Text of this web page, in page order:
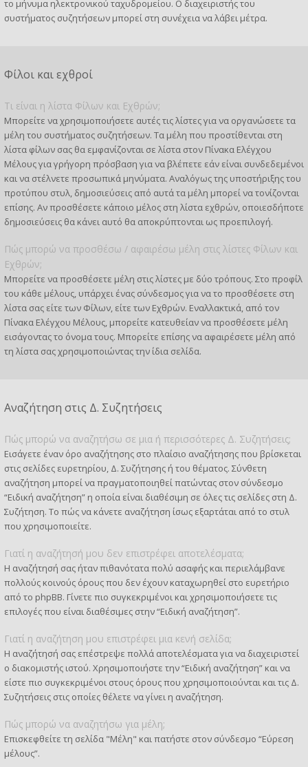
το μήνυμα ηλεκτρονικού ταχυδρομείου. Ο διαχειριστής του
συστήματος συζητήσεων μπορεί στη συνέχεια να λάβει μέτρα.
Φίλοι και εχθροί
Τι είναι η λίστα Φίλων και Εχθρών;
Μπορείτε να χρησιμοποιήσετε αυτές τις λίστες για να οργανώσετε τα
μέλη του συστήματος συζητήσεων. Τα μέλη που προστίθενται στη
λίστα φίλων σας θα εμφανίζονται σε λίστα στον Πίνακα Ελέγχου
Μέλους για γρήγορη πρόσβαση για να βλέπετε εάν είναι συνδεδεμένοι
και να στέλνετε προσωπικά μηνύματα. Αναλόγως της υποστήριξης του
προτύπου στυλ, δημοσιεύσεις από αυτά τα μέλη μπορεί να τονίζονται
επίσης. Αν προσθέσετε κάποιο μέλος στη λίστα εχθρών, οποιεσδήποτε
δημοσιεύσεις θα κάνει αυτό θα αποκρύπτονται ως προεπιλογή.
Πώς μπορώ να προσθέσω / αφαιρέσω μέλη στις λίστες Φίλων και
Εχθρών;
Μπορείτε να προσθέσετε μέλη στις λίστες με δύο τρόπους. Στο προφίλ
του κάθε μέλους, υπάρχει ένας σύνδεσμος για να το προσθέσετε στη
λίστα σας είτε των Φίλων, είτε των Εχθρών. Εναλλακτικά, από τον
Πίνακα Ελέγχου Μέλους, μπορείτε κατευθείαν να προσθέσετε μέλη
εισάγοντας το όνομα τους. Μπορείτε επίσης να αφαιρέσετε μέλη από
τη λίστα σας χρησιμοποιώντας την ίδια σελίδα.
Αναζήτηση στις Δ. Συζητήσεις
Πώς μπορώ να αναζητήσω σε μια ή περισσότερες Δ. Συζητήσεις;
Εισάγετε έναν όρο αναζήτησης στο πλαίσιο αναζήτησης που βρίσκεται
στις σελίδες ευρετηρίου, Δ. Συζήτησης ή του θέματος. Σύνθετη
αναζήτηση μπορεί να πραγματοποιηθεί πατώντας στον σύνδεσμο
“Ειδική αναζήτηση” η οποία είναι διαθέσιμη σε όλες τις σελίδες στη Δ.
Συζήτηση. Το πώς να κάνετε αναζήτηση ίσως εξαρτάται από το στυλ
που χρησιμοποιείτε.
Γιατί η αναζήτησή μου δεν επιστρέφει αποτελέσματα;
Η αναζήτησή σας ήταν πιθανότατα πολύ ασαφής και περιελάμβανε
πολλούς κοινούς όρους που δεν έχουν καταχωρηθεί στο ευρετήριο
από το phpBB. Γίνετε πιο συγκεκριμένοι και χρησιμοποιήσετε τις
επιλογές που είναι διαθέσιμες στην “Ειδική αναζήτηση”.
Γιατί η αναζήτηση μου επιστρέφει μια κενή σελίδα;
Η αναζήτησή σας επέστρεψε πολλά αποτελέσματα για να διαχειριστεί
ο διακομιστής ιστού. Χρησιμοποιήστε την “Ειδική αναζήτηση” και να
είστε πιο συγκεκριμένοι στους όρους που χρησιμοποιούνται και τις Δ.
Συζητήσεις στις οποίες θέλετε να γίνει η αναζήτηση.
Πώς μπορώ να αναζητήσω για μέλη;
Επισκεφθείτε τη σελίδα "Μέλη" και πατήστε στον σύνδεσμο “Εύρεση
μέλους”.